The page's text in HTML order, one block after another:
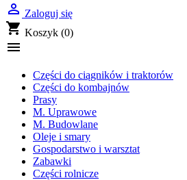
 Zaloguj się
shopping_cart Koszyk (0)

Części do ciągników i traktorów
Części do kombajnów
Prasy
M. Uprawowe
M. Budowlane
Oleje i smary
Gospodarstwo i warsztat
Zabawki
Części rolnicze